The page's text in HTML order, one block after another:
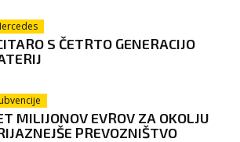
S ČETRTO GENERACIJO
MILIJONOV EVROV ZA OKOLJU
PREVOZNIŠTVO